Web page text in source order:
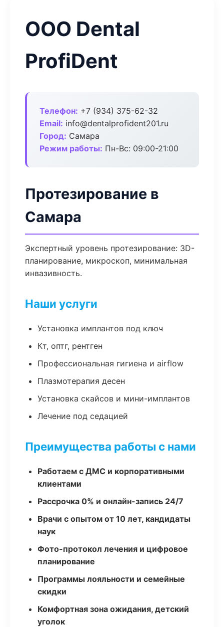
ООО Dental
ProfiDent
Телефон: +7 (934) 375-62-32
Email: info@dentalprofident201.ru
Город: Самара
Режим работы: Пн-Вс: 09:00-21:00
Протезирование в
Самара
Экспертный уровень протезирование: 3D-
планирование, микроскоп, минимальная
инвазивность.
Наши услуги
Установка имплантов под ключ
Кт, оптг, рентген
Профессиональная гигиена и airflow
Плазмотерапия десен
Установка скайсов и мини-имплантов
Лечение под седацией
Преимущества работы с нами
Работаем с ДМС и корпоративными
клиентами
Рассрочка 0% и онлайн-запись 24/7
Врачи с опытом от 10 лет, кандидаты
наук
Фото-протокол лечения и цифровое
планирование
Программы лояльности и семейные
скидки
Комфортная зона ожидания, детский
уголок